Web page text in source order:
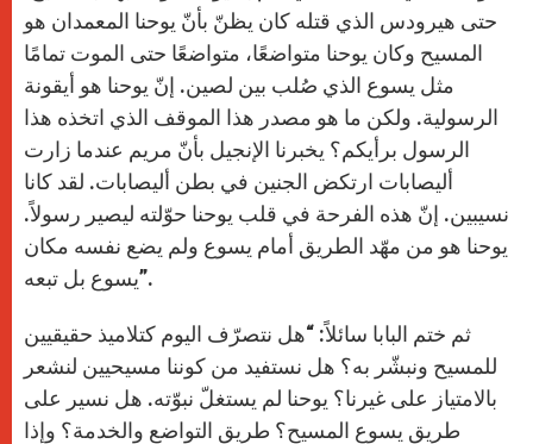
حتى هيرودس الذي قتله كان يظنّ بأنّ يوحنا المعمدان هو
المسيح وكان يوحنا متواضعًا، متواضعًا حتى الموت تمامًا
مثل يسوع الذي صُلب بين لصين. إنّ يوحنا هو أيقونة
الرسولية. ولكن ما هو مصدر هذا الموقف الذي اتخذه هذا
الرسول برأيكم؟ يخبرنا الإنجيل بأنّ مريم عندما زارت
أليصابات ارتكض الجنين في بطن أليصابات. لقد كانا
نسيبين. إنّ هذه الفرحة في قلب يوحنا حوّلته ليصير رسولاً.
يوحنا هو من مهّد الطريق أمام يسوع ولم يضع نفسه مكان
يسوع بل تبعه”.
ثم ختم البابا سائلاً: “هل نتصرّف اليوم كتلاميذ حقيقيين
للمسيح ونبشّر به؟ هل نستفيد من كوننا مسيحيين لنشعر
بالامتياز على غيرنا؟ يوحنا لم يستغلّ نبوّته. هل نسير على
طريق يسوع المسيح؟ طريق التواضع والخدمة؟ وإذا